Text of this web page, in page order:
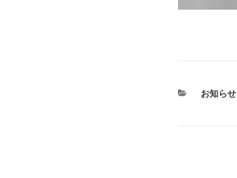
カ
お知らせ